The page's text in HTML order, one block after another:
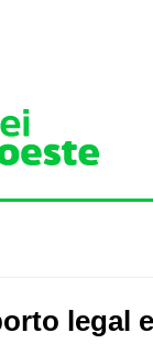
legal